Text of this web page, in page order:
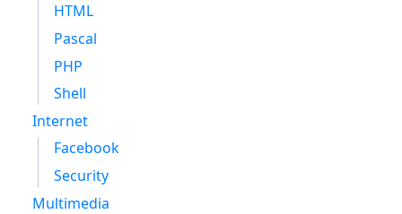
HTML
Pascal
PHP
Shell
Internet
Facebook
Security
Multimedia